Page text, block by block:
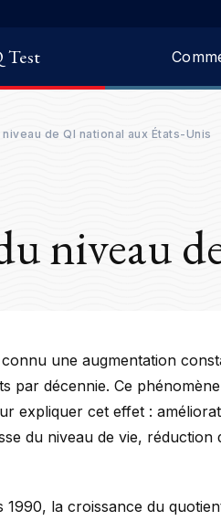
Test
de QI national aux États-Unis
niveau
une augmentation
par décennie. Ce
expliquer cet effet :
du niveau de vie, réduction
1990, la croissance du